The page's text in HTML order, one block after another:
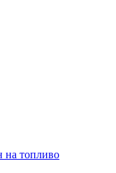
на топливо